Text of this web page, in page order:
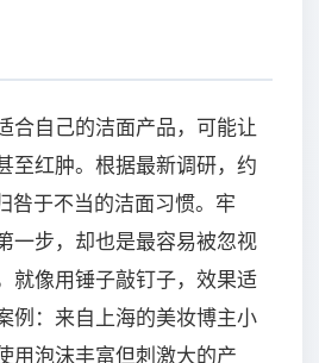
合自己的洁面产品，可能让
至红肿。根据最新调研，约
咎于不当的洁面习惯。牢
一步，却也是最容易被忽视
就像用锤子敲钉子，效果适
例：来自上海的美妆博主小
用泡沫丰富但刺激大的产